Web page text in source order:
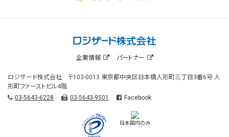
企業情報 パートナー
ロジザード株式会社 〒103-0013 東京都中央区日本橋人形町三丁目3番6号 人
形町ファーストビル4階
03-5643-6228
03-5643-9501 Facebook
日本国内のみ